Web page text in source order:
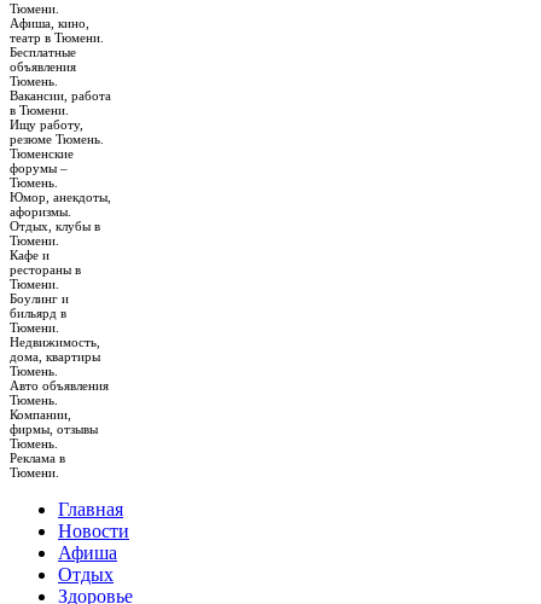
Тюмени.
Афиша, кино,
театр в Тюмени.
Бесплатные
объявления
Тюмень.
Вакансии, работа
в Тюмени.
Ищу работу,
резюме Тюмень.
Тюменские
форумы –
Тюмень.
Юмор, анекдоты,
афоризмы.
Отдых, клубы в
Тюмени.
Кафе и
рестораны в
Тюмени.
Боулинг и
бильярд в
Тюмени.
Недвижимость,
дома, квартиры
Тюмень.
Авто объявления
Тюмень.
Компании,
фирмы, отзывы
Тюмень.
Реклама в
Тюмени.
Главная
Новости
Афиша
Отдых
Здоровье